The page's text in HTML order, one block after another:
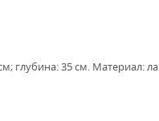
глубина: 35 см. Материал: